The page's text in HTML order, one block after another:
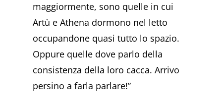
maggiormente, sono quelle in cui
Artù e Athena dormono nel letto
occupandone quasi tutto lo spazio.
Oppure quelle dove parlo della
consistenza della loro cacca. Arrivo
persino a farla parlare!”